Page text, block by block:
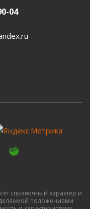
04
справочный характер и
положениями